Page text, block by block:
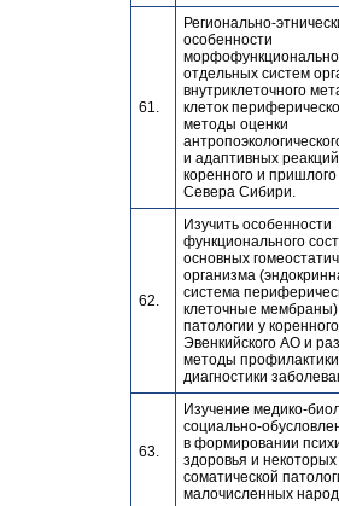
61.
Регионально-
особенности
отдельных систем
внутриклеточного
клеток
методы оценки
и адаптивных
коренного и
Севера Сибири.
62.
Изучить особенности
функционального
основных
организма
система
клеточные
патологии у
Эвенкийского АО и
методы
диагностики
63.
Изучение медико-
социально-
в формировании
здоровья и
соматической
малочисленных